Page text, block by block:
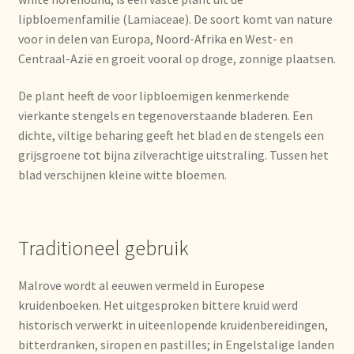
Kontakt
Lagerangelegenheiten
Lebensmittelsicherheit
Lista de precios actualizada.
Meertaligheid
Mehrsprachigkeit
lipbloemenfamilie (Lamiaceae). De soort komt van nature
voor in delen van Europa, Noord-Afrika en West- en
Centraal-Azië en groeit vooral op droge, zonnige plaatsen.
De plant heeft de voor lipbloemigen kenmerkende
vierkante stengels en tegenoverstaande bladeren. Een
dichte, viltige beharing geeft het blad en de stengels een
grijsgroene tot bijna zilverachtige uitstraling. Tussen het
blad verschijnen kleine witte bloemen.
Traditioneel gebruik
Malrove wordt al eeuwen vermeld in Europese
kruidenboeken. Het uitgesproken bittere kruid werd
historisch verwerkt in uiteenlopende kruidenbereidingen,
bitterdranken, siropen en pastilles; in Engelstalige landen